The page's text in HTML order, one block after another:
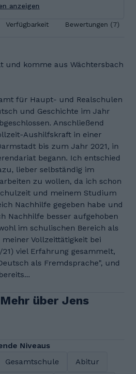
anzeigen
Verfügbarkeit Bewertungen (7)
und komme aus Wächtersbach
für Haupt- und Realschulen
und Geschichte im Jahr
Anschließend
Aushilfskraft in einer
bis zum Jahr 2021, in
begann. Ich entschied
lieber selbständig im
zu wollen, da ich schon
und meinem Studium
Nachhilfe gegeben habe und
Nachhilfe besser aufgehoben
im schulischen Bereich als
Vollzeittätigkeit bei
21) viel Erfahrung gesammelt,
als Fremdsprache", und
über Jens
Niveaus
Gesamtschule Abitur